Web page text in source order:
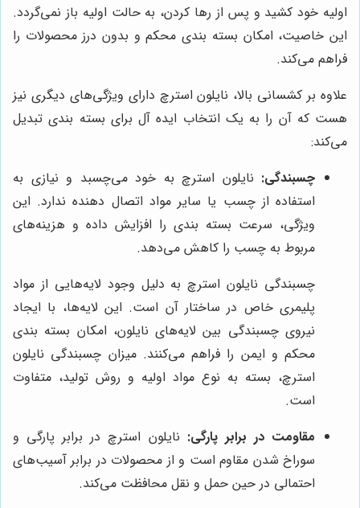
اولیه خود کشید و پس از رها کردن، به حالت اولیه باز نمی‌گردد.
این خاصیت، امکان بسته بندی محکم و بدون درز محصولات را
فراهم می‌کند.
علاوه بر کشسانی بالا، نایلون استرچ دارای ویژگی‌های دیگری نیز
هست که آن را به یک انتخاب ایده آل برای بسته بندی تبدیل
می‌کند:
چسبندگی: نایلون استرچ به خود می‌چسبد و نیازی به
استفاده از چسب یا سایر مواد اتصال دهنده ندارد. این
ویژگی، سرعت بسته بندی را افزایش داده و هزینه‌های
مربوط به چسب را کاهش می‌دهد.
چسبندگی نایلون استرچ به دلیل وجود لایه‌هایی از مواد
پلیمری خاص در ساختار آن است. این لایه‌ها، با ایجاد
نیروی چسبندگی بین لایه‌های نایلون، امکان بسته بندی
محکم و ایمن را فراهم می‌کنند. میزان چسبندگی نایلون
استرچ، بسته به نوع مواد اولیه و روش تولید، متفاوت
است.
مقاومت در برابر پارگی: نایلون استرچ در برابر پارگی و
سوراخ شدن مقاوم است و از محصولات در برابر آسیب‌های
احتمالی در حین حمل و نقل محافظت می‌کند.